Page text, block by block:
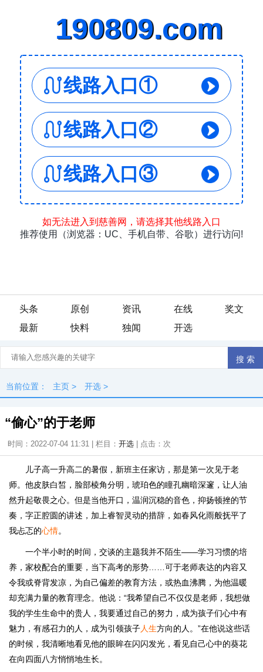
头条 原创 资讯 在线
奖文
最新
快料 独闻 开选
当前位置： 主页 > 开选 >
“偷心”的于老师
时间：2022-07-04 11:31 | 栏目： 开选 | 点击： 次
儿子高一升高二的暑假，新班主任家访，那是第一次见于老
师。他皮肤白皙，脸部棱角分明，琥珀色的瞳孔幽暗深邃，让人油
然升起敬畏之心。但是当他开口，温润沉稳的音色，抑扬顿挫的节
奏，字正腔圆的讲述，加上睿智灵动的措辞，如春风化雨般抚平了
我忐忑的心情。
一个半小时的时间，交谈的主题我并不陌生——学习习惯的培
养，家校配合的重要，当下高考的形势……可于老师表达的内容又
令我或脊背发凉，为自己偏差的教育方法，或热血沸腾，为他温暖
却充满力量的教育理念。他说：“我希望自己不仅仅是老师，我想做
我的学生生命中的贵人，我要通过自己的努力，成为孩子们心中有
魅力，有感召力的人，成为引领孩子人生方向的人。”在他说这些话
的时候，我清晰地看见他的眼眸在闪闪发光，看见自己心中的葵花
在向四面八方悄悄地生长。